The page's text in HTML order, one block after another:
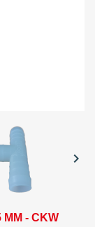

MM - CKW